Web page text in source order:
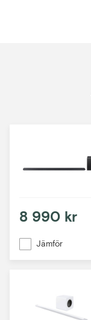
8 990 kr
Jämför